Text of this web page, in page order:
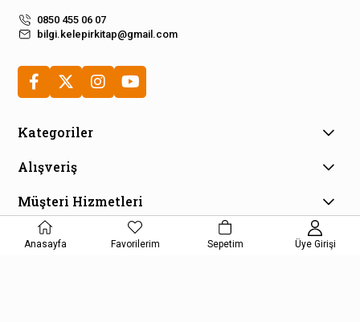
0850 455 06 07
bilgi.kelepirkitap@gmail.com
Kategoriler
Alışveriş
Müşteri Hizmetleri
E-Bülten Aboneliği
Kampanya ve fırsatlardan haberdar olmak için e-bültenimize
Anasayfa Favorilerim Sepetim Üye Girişi